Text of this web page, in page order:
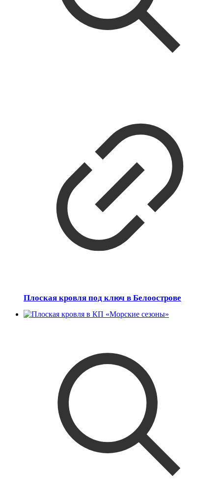
Плоская кровля под ключ в Белоострове